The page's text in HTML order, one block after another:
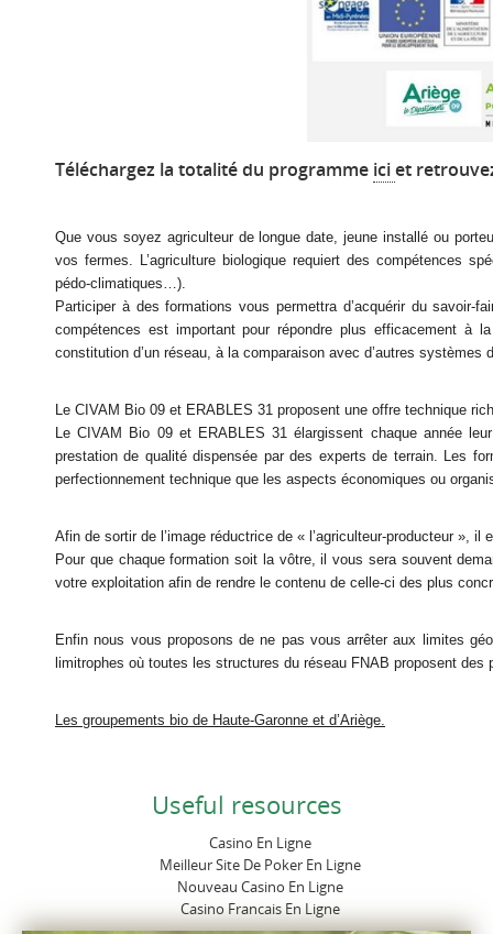
Téléchargez la totalité du programme iciet
Que vous soyez agriculteur de longue date, jeune installé ou
vos fermes. L’agriculture biologique requiert des compétences
pédo-climatiques…).
Participer à des formations vous permettra d’acquérir du
compétences est important pour répondre plus efficacement à
constitution d’un réseau, à la comparaison avec d’autres
Le CIVAM Bio 09 et ERABLES 31 proposent une offre technique
Le CIVAM Bio 09 et ERABLES 31 élargissent chaque année
prestation de qualité dispensée par des experts de terrain. Les
perfectionnement technique que les aspects économiques ou
Afin de sortir de l’image réductrice de « l’agriculteur-producteur »,
Pour que chaque formation soit la vôtre, il vous sera souvent
votre exploitation afin de rendre le contenu de celle-ci des plus
Enfin nous vous proposons de ne pas vous arrêter aux limites
limitrophes où toutes les structures du réseau FNAB proposent
Les groupements bio de Haute-Garonne et d’Ariège.
Useful resources
Casino En Ligne
Meilleur Site De Poker En Ligne
Nouveau Casino En Ligne
Casino Francais En Ligne